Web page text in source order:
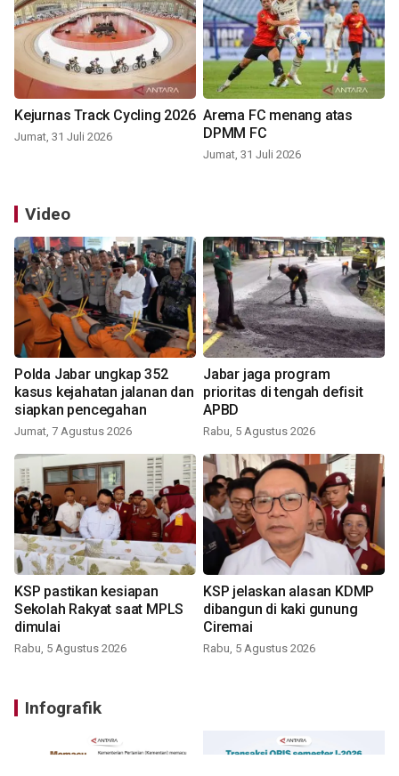
Kejurnas Track Cycling 2026
Jumat, 31 Juli 2026
Arema FC menang atas
DPMM FC
Jumat, 31 Juli 2026
Video
Polda Jabar ungkap 352
kasus kejahatan jalanan dan
siapkan pencegahan
Jumat, 7 Agustus 2026
Jabar jaga program
prioritas di tengah defisit
APBD
Rabu, 5 Agustus 2026
KSP pastikan kesiapan
Sekolah Rakyat saat MPLS
dimulai
Rabu, 5 Agustus 2026
KSP jelaskan alasan KDMP
dibangun di kaki gunung
Ciremai
Rabu, 5 Agustus 2026
Infografik